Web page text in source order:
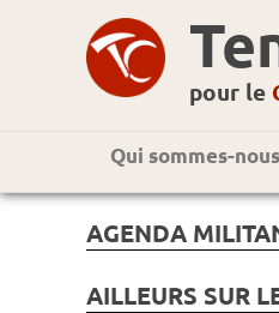
pour le
Qui sommes-
AGENDA
AILLEURS SUR